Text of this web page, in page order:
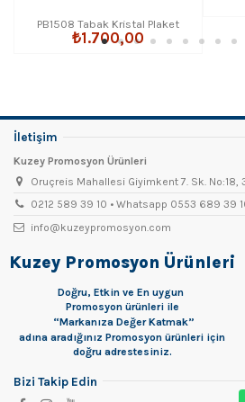
PB1508 Tabak Kristal Plaket
₺1.700,00
İletişim
Kuzey Promosyon Ürünleri
Oruçreis Mahallesi Giyimkent 7. Sk.
0212 589 39 10 • Whatsapp 0553 689 39
info@kuzeypromosyon.com
Kuzey Promosyon Ürünleri
Doğru, Etkin ve En uygun
Promosyon ürünleri ile
“Markanıza Değer Katmak”
adına aradığınız Promosyon ürünleri için
doğru adrestesiniz.
Bizi Takip Edin